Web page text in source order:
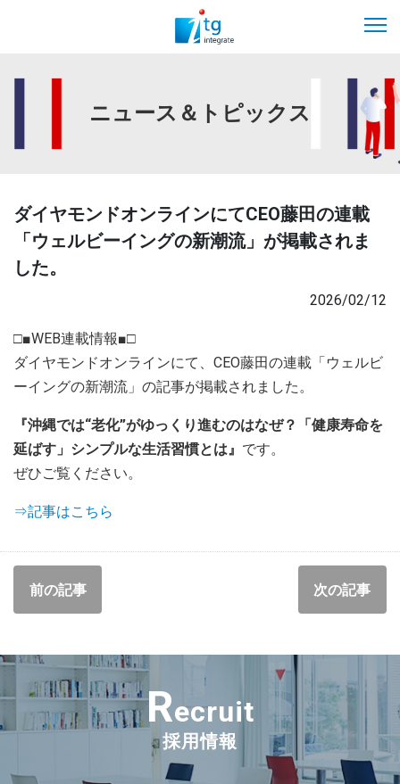
ニュース＆トピックス
ダイヤモンドオンラインにてCEO藤田の連載
「ウェルビーイングの新潮流」が掲載されま
した。
2026/02/12
□■WEB連載情報■□
ダイヤモンドオンラインにて、CEO藤田の連載「ウェルビ
ーイングの新潮流」の記事が掲載されました。
『沖縄では“老化”がゆっくり進むのはなぜ？「健康寿命を
延ばす」シンプルな生活習慣とは』 です。
ぜひご覧ください。
⇒記事はこちら
前の記事 次の記事
Recruit
採用情報